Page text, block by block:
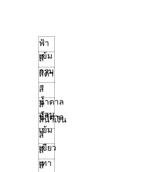
ฟ้า
เข้ม
สี
กรม
สีดำ
สี
น้ำตาล
อ่อน
สี
น้ำตาล
เข้ม
สีน้ำเงิน
สี
เขียว
สี
เทา
สี